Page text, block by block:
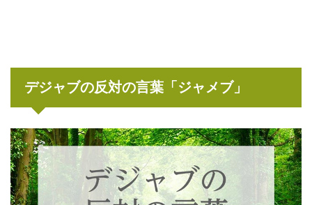
デジャブの反対の言葉「ジャメブ」